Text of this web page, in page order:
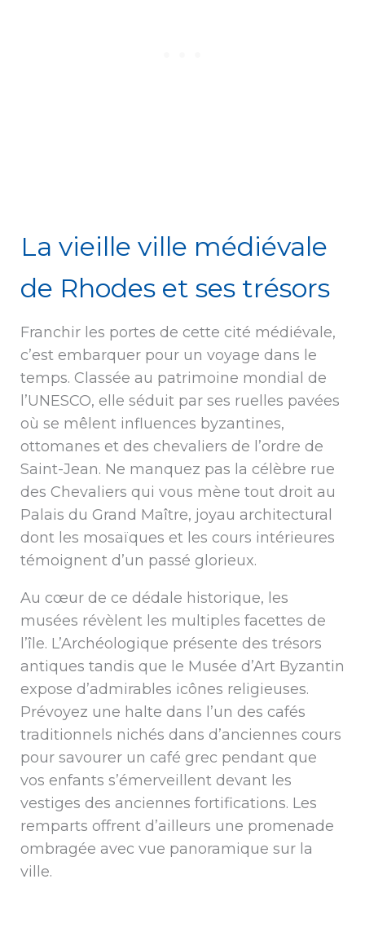
La vieille ville médiévale
de Rhodes et ses trésors
Franchir les portes de cette cité médiévale,
c’est embarquer pour un voyage dans le
temps. Classée au patrimoine mondial de
l’UNESCO, elle séduit par ses ruelles pavées
où se mêlent influences byzantines,
ottomanes et des chevaliers de l’ordre de
Saint-Jean. Ne manquez pas la célèbre rue
des Chevaliers qui vous mène tout droit au
Palais du Grand Maître, joyau architectural
dont les mosaïques et les cours intérieures
témoignent d’un passé glorieux.
Au cœur de ce dédale historique, les
musées révèlent les multiples facettes de
l’île. L’Archéologique présente des trésors
antiques tandis que le Musée d’Art Byzantin
expose d’admirables icônes religieuses.
Prévoyez une halte dans l’un des cafés
traditionnels nichés dans d’anciennes cours
pour savourer un café grec pendant que
vos enfants s’émerveillent devant les
vestiges des anciennes fortifications. Les
remparts offrent d’ailleurs une promenade
ombragée avec vue panoramique sur la
ville.